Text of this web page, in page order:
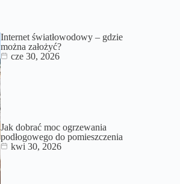
Internet światłowodowy – gdzie
można założyć?
cze 30, 2026
Jak dobrać moc ogrzewania
podłogowego do pomieszczenia
kwi 30, 2026